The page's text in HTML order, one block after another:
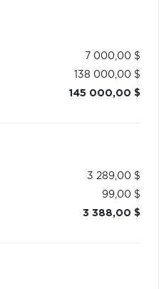
7 000,00 $
138 000,00 $
145 000,00 $
3 289,00 $
99,00 $
3 388,00 $